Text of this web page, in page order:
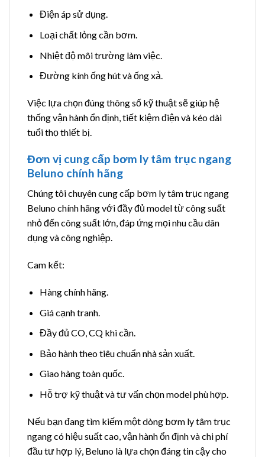
Điện áp sử dụng.
Loại chất lỏng cần bơm.
Nhiệt độ môi trường làm việc.
Đường kính ống hút và ống xả.
Việc lựa chọn đúng thông số kỹ thuật sẽ giúp hệ
thống vận hành ổn định, tiết kiệm điện và kéo dài
tuổi thọ thiết bị.
Đơn vị cung cấp bơm ly tâm trục ngang
Beluno chính hãng
Chúng tôi chuyên cung cấp bơm ly tâm trục ngang
Beluno chính hãng với đầy đủ model từ công suất
nhỏ đến công suất lớn, đáp ứng mọi nhu cầu dân
dụng và công nghiệp.
Cam kết:
Hàng chính hãng.
Giá cạnh tranh.
Đầy đủ CO, CQ khi cần.
Bảo hành theo tiêu chuẩn nhà sản xuất.
Giao hàng toàn quốc.
Hỗ trợ kỹ thuật và tư vấn chọn model phù hợp.
Nếu bạn đang tìm kiếm một dòng bơm ly tâm trục
ngang có hiệu suất cao, vận hành ổn định và chi phí
đầu tư hợp lý, Beluno là lựa chọn đáng tin cậy cho